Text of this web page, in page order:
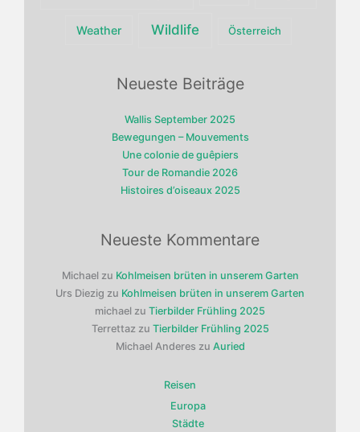
Weather Wildlife Österreich
Neueste Beiträge
Wallis September 2025
Bewegungen – Mouvements
Une colonie de guêpiers
Tour de Romandie 2026
Histoires d’oiseaux 2025
Neueste Kommentare
Michael zu Kohlmeisen brüten in unserem Garten
Urs Diezig zu Kohlmeisen brüten in unserem Garten
michael zu Tierbilder Frühling 2025
Terrettazzu Tierbilder Frühling 2025
Michael Anderes zu Auried
Reisen
Europa
Städte